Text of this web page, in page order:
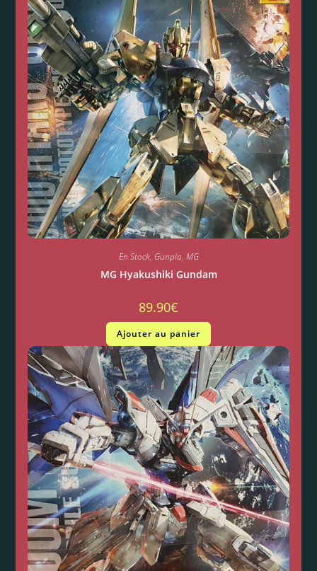
En Stock, Gunpla, MG
MG Hyakushiki Gundam
89.90€
Ajouter au panier